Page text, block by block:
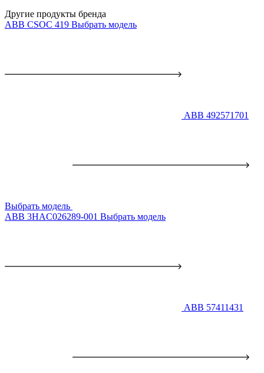
Другие продукты бренда
ABB CSOC 419 Выбрать модель
ABB 492571701
Выбрать модель
ABB 3HAC026289-001 Выбрать модель
ABB 57411431